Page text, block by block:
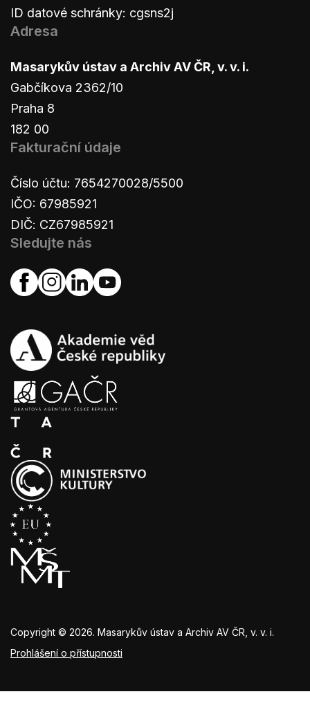
ID datové schránky: cgsns2j
Adresa
Masarykův ústav a Archiv AV ČR, v. v. i.
Gabčíkova 2362/10
Praha 8
182 00
Fakturační údaje
Číslo účtu: 7654270028/5500
IČO: 67985921
DIČ: CZ67985921
Sledujte nás
Copyright © 2026. Masarykův ústav a Archiv AV ČR, v. v. i.
Prohlášení o přístupnosti